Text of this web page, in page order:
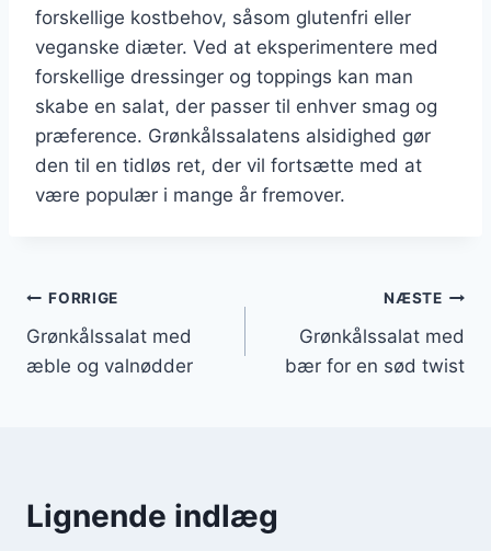
forskellige kostbehov, såsom glutenfri eller
veganske diæter. Ved at eksperimentere med
forskellige dressinger og toppings kan man
skabe en salat, der passer til enhver smag og
præference. Grønkålssalatens alsidighed gør
den til en tidløs ret, der vil fortsætte med at
være populær i mange år fremover.
Indlægsnavigation
FORRIGE
Grønkålssalat med
æble og valnødder
NÆSTE
Grønkålssalat med
bær for en sød twist
Lignende indlæg